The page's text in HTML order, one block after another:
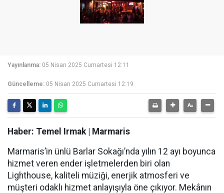
Yayınlanma: 05 Nisan 2025 Cumartesi 12:11
Güncelleme: 05 Nisan 2025 Cumartesi 12:19
Haber: Temel Irmak | Marmaris
Marmaris’in ünlü Barlar Sokağı’nda yılın 12 ayı boyunca
hizmet veren ender işletmelerden biri olan
Lighthouse, kaliteli müziği, enerjik atmosferi ve
müşteri odaklı hizmet anlayışıyla öne çıkıyor. Mekânın